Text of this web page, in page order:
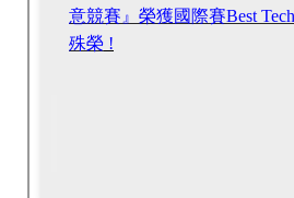
意競賽』榮獲國際賽Best
殊榮 !